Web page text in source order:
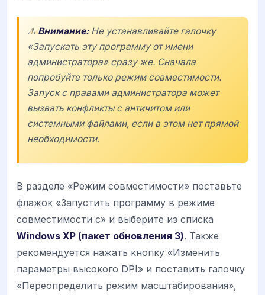
⚠️Внимание:Не устанавливайте галочку
«Запускать эту программу от имени
администратора» сразу же. Сначала
попробуйте только режим совместимости.
Запуск с правами администратора может
вызвать конфликты с античитом или
системными файлами, если в этом нет прямой
необходимости.
В разделе «Режим совместимости» поставьте
флажок «Запустить программу в режиме
совместимости с» и выберите из списка
Windows XP (пакет обновления 3). Также
рекомендуется нажать кнопку «Изменить
параметры высокого DPI» и поставить галочку
«Переопределить режим масштабирования»,